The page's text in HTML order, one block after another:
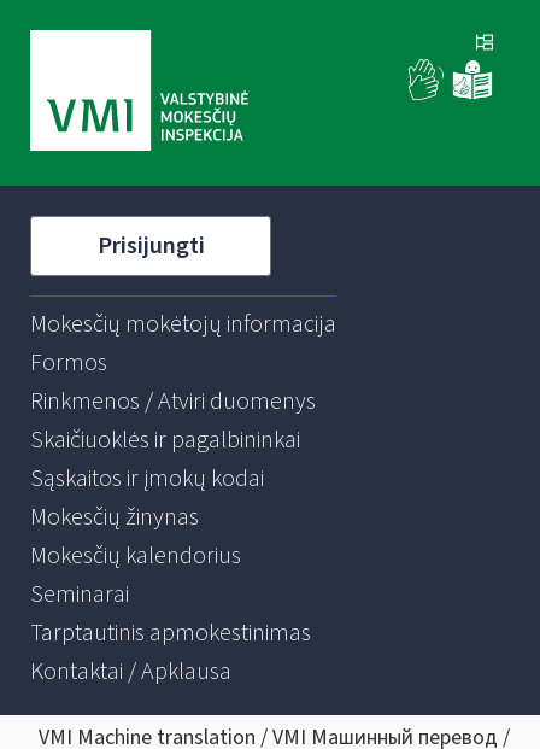
Prisijungti
Mokesčių mokėtojų informacija
Formos
Rinkmenos / Atviri duomenys
Skaičiuoklės ir pagalbininkai
Sąskaitos ir įmokų kodai
Mokesčių žinynas
Mokesčių kalendorius
Seminarai
Tarptautinis apmokestinimas
Kontaktai / Apklausa
VMI Machine translation / VMI Машинный перевод /